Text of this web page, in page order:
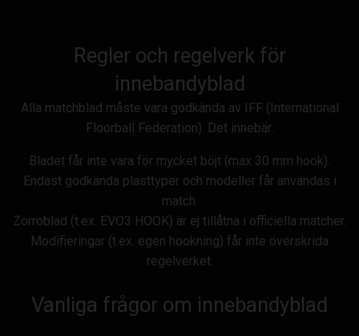
Regler och regelverk för
innebandyblad
Alla matchblad måste vara godkända av IFF (International
Floorball Federation). Det innebär:
Bladet får inte vara för mycket böjt (max 30 mm hook).
Endast godkända plasttyper och modeller får användas i
match.
Zorroblad (t.ex. EVO3 HOOK) är ej tillåtna i officiella matcher.
Modifieringar (t.ex. egen hookning) får inte överskrida
regelverket.
Vanliga frågor om innebandyblad